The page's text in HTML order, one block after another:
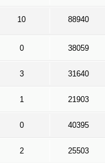
10 88940
0 38059
3 31640
1 21903
0 40395
2 25503